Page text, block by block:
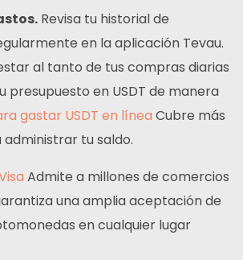
Revisa tu historial de
en la aplicación Tevau.
al tanto de tus compras diarias
presupuesto en USDT de manera
gastar USDT en línea Cubre más
tu saldo.
Admite a millones de comercios
una amplia aceptación de
en cualquier lugar